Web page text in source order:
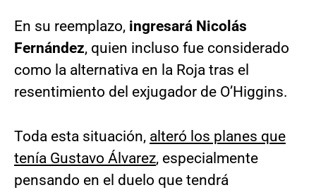
En su reemplazo, ingresará Nicolás
Fernández, quien incluso fue considerado
como la alternativa en la Roja tras el
resentimiento del exjugador de O’Higgins.
Toda esta situación, alteró los planes que
tenía Gustavo Álvarez, especialmente
pensando en el duelo que tendrá